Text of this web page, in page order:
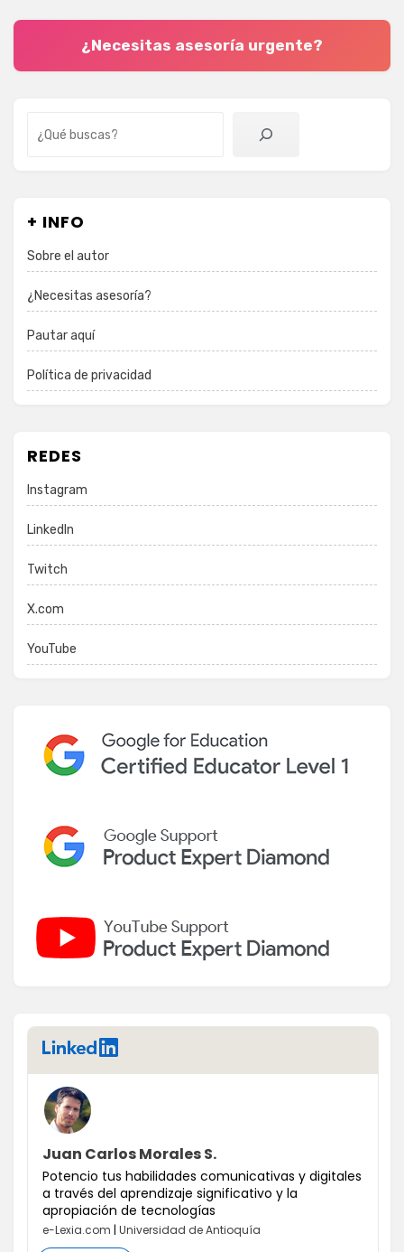
¿Necesitas asesoría urgente?
+ INFO
Sobre el autor
¿Necesitas asesoría?
Pautar aquí
Política de privacidad
REDES
Instagram
LinkedIn
Twitch
X.com
YouTube
LinkedIn
Juan Carlos Morales S.
Potencio tus habilidades comunicativas y digitales
a través del aprendizaje significativo y la
apropiación de tecnologías
e-Lexia.com | Universidad de Antioquía